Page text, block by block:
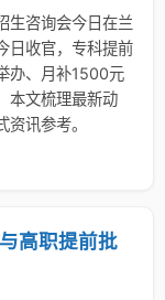
生咨询会今日在兰
日收官，专科提前
办、月补1500元
本文梳理最新动
讯参考。
高职提前批